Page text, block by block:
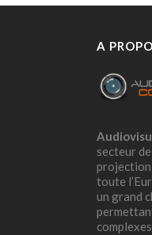
A
secteur
projection
toute
un grand